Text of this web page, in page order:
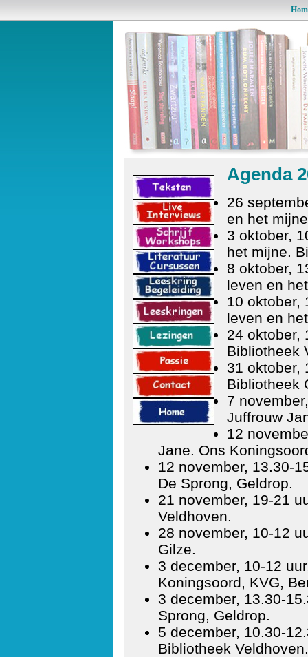
Agenda
26
en het
3 oktober,
het mijne.
8 oktober,
leven en
10 oktober,
leven en
24 oktober,
Bibliotheek
31 oktober,
Bibliotheek
7
Juffrouw
12
Jane. Ons
12 november, 13.30-
De Sprong, Geldrop.
21 november, 19-21
Veldhoven.
28 november, 10-12
Gilze.
3 december, 10-12
Koningsoord, KVG,
3 december, 13.30-
Sprong, Geldrop.
5 december, 10.30-
Bibliotheek Veldhoven.